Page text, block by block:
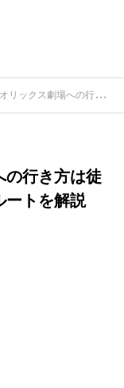
き方は徒歩で何分？雨でも安心な地下ルートを解説
の行き方は徒
ートを解説